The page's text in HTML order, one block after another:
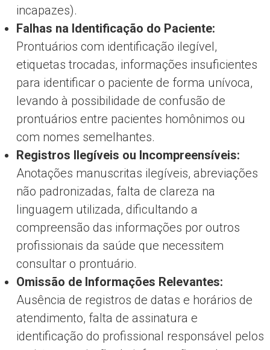
incapazes).
Falhas na Identificação do Paciente:
Prontuários com identificação ilegível,
etiquetas trocadas, informações insuficientes
para identificar o paciente de forma unívoca,
levando à possibilidade de confusão de
prontuários entre pacientes homônimos ou
com nomes semelhantes.
Registros Ilegíveis ou Incompreensíveis:
Anotações manuscritas ilegíveis, abreviações
não padronizadas, falta de clareza na
linguagem utilizada, dificultando a
compreensão das informações por outros
profissionais da saúde que necessitem
consultar o prontuário.
Omissão de Informações Relevantes:
Ausência de registros de datas e horários de
atendimento, falta de assinatura e
identificação do profissional responsável pelos